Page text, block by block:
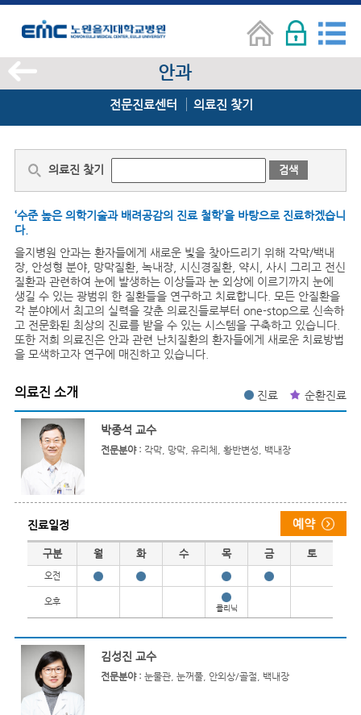
안과
전문진료센터 의료진 찾기
의료진 찾기 검색
‘수준 높은 의학기술과 배려공감의 진료 철학’을 바탕으로 진료하겠습니
다.
을지병원 안과는 환자들에게 새로운 빛을 찾아드리기 위해 각막/백내
장, 안성형 분야, 망막질환, 녹내장, 시신경질환, 약시, 사시 그리고 전신
질환과 관련하여 눈에 발생하는 이상들과 눈 외상에 이르기까지 눈에
생길 수 있는 광범위 한 질환들을 연구하고 치료합니다. 모든 안질환을
각 분야에서 최고의 실력을 갖춘 의료진들로부터 one-stop으로 신속하
고 전문화된 최상의 진료를 받을 수 있는 시스템을 구축하고 있습니다.
또한 저희 의료진은 안과 관련 난치질환의 환자들에게 새로운 치료방법
을 모색하고자 연구에 매진하고 있습니다.
의료진 소개 진료 순환진료
박종석 교수
전문분야 : 각막, 망막, 유리체, 황반변성, 백내장
진료일정
진료일정
구분 월 화 수 목 금 토
오전
오후
클리닉
김성진 교수
전문분야 : 눈물관, 눈꺼풀, 안외상/골절, 백내장